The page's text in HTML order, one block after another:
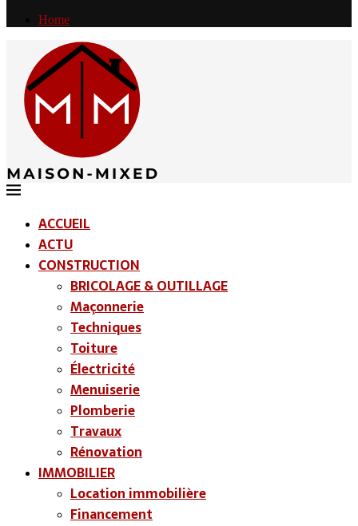
Home
ACCUEIL
ACTU
CONSTRUCTION
BRICOLAGE & OUTILLAGE
Maçonnerie
Techniques
Toiture
Électricité
Menuiserie
Plomberie
Travaux
Rénovation
IMMOBILIER
Location immobilière
Financement